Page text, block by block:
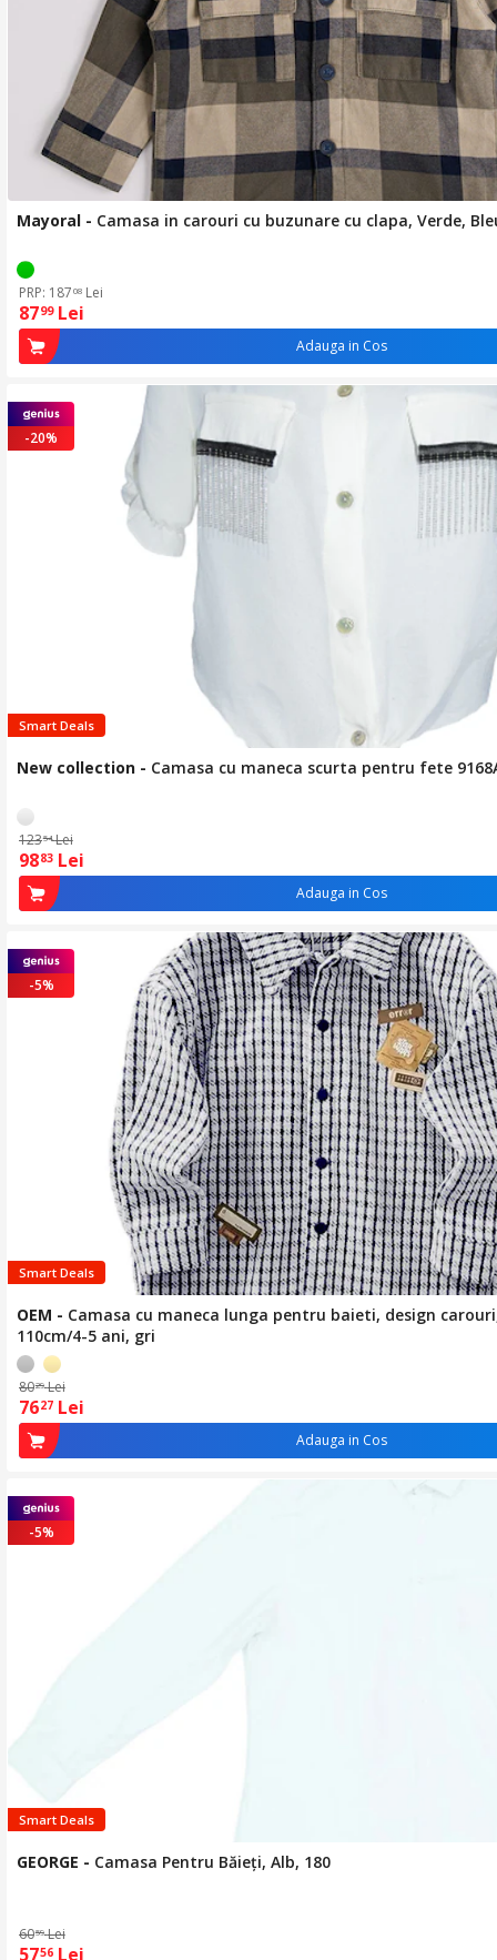
Mayoral - Camasa in carouri cu buzunare cu clapa, Verde,
PRP: 187 08 Lei
8799 Lei
Adauga in Cos
-20%
Smart Deals
New collection - Camasa cu maneca scurta pentru fete
12354 Lei
9883 Lei
Adauga in Cos
-5%
Smart Deals
OEM - Camasa cu maneca lunga pentru baieti, design
110cm/4-5 ani, gri
8029 Lei
7627 Lei
Adauga in Cos
-5%
Smart Deals
GEORGE - Camasa Pentru Băieți, Alb, 180
6059 Lei
5756 Lei